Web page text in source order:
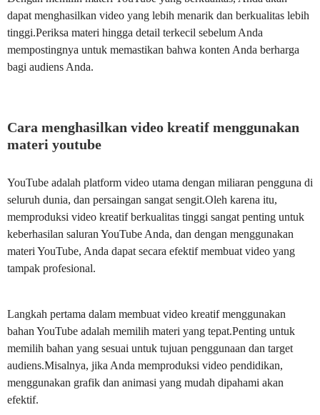
dapat menghasilkan video yang lebih menarik dan berkualitas lebih
tinggi.Periksa materi hingga detail terkecil sebelum Anda
mempostingnya untuk memastikan bahwa konten Anda berharga
bagi audiens Anda.
Cara menghasilkan video kreatif menggunakan
materi youtube
YouTube adalah platform video utama dengan miliaran pengguna di
seluruh dunia, dan persaingan sangat sengit.Oleh karena itu,
memproduksi video kreatif berkualitas tinggi sangat penting untuk
keberhasilan saluran YouTube Anda, dan dengan menggunakan
materi YouTube, Anda dapat secara efektif membuat video yang
tampak profesional.
Langkah pertama dalam membuat video kreatif menggunakan
bahan YouTube adalah memilih materi yang tepat.Penting untuk
memilih bahan yang sesuai untuk tujuan penggunaan dan target
audiens.Misalnya, jika Anda memproduksi video pendidikan,
menggunakan grafik dan animasi yang mudah dipahami akan
efektif.